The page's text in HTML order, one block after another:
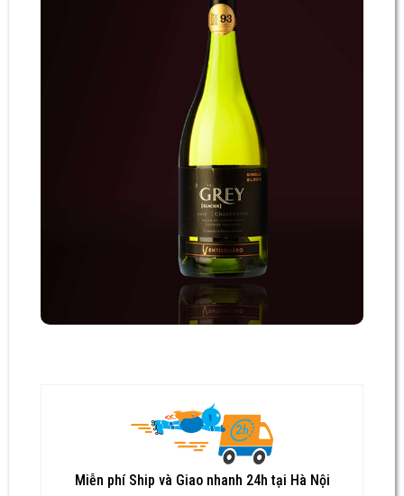
Miễn phí Ship và Giao nhanh 24h tại Hà Nội